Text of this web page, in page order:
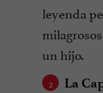
leyenda
un hijo.
La